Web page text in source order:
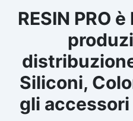
RESIN PRO
Siliconi,
gli